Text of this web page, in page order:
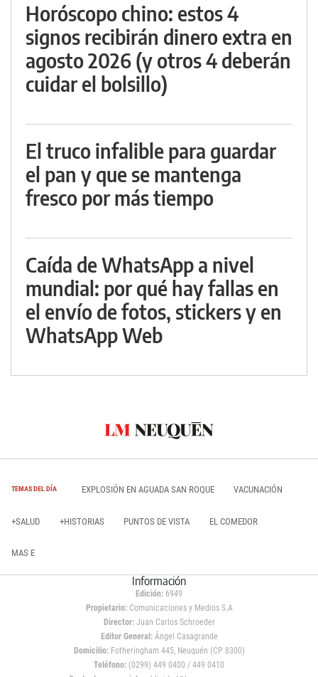
Horóscopo chino: estos 4
signos recibirán dinero extra en
agosto 2026 (y otros 4 deberán
cuidar el bolsillo)
El truco infalible para guardar
el pan y que se mantenga
fresco por más tiempo
Caída de WhatsApp a nivel
mundial: por qué hay fallas en
el envío de fotos, stickers y en
WhatsApp Web
TEMAS DEL DÍA EXPLOSIÓN EN AGUADA SAN ROQUE VACUNACIÓN
+SALUD +HISTORIAS PUNTOS DE VISTA EL COMEDOR
MAS E
Información
Edición: 6949
Propietario:Comunicaciones y Medios S.A
Director: Juan Carlos Schroeder
Editor General:Ángel Casagrande
Domicilio:Fotheringham 445, Neuquén (CP 8300)
Teléfono: (0299) 449 0400 / 449 0410